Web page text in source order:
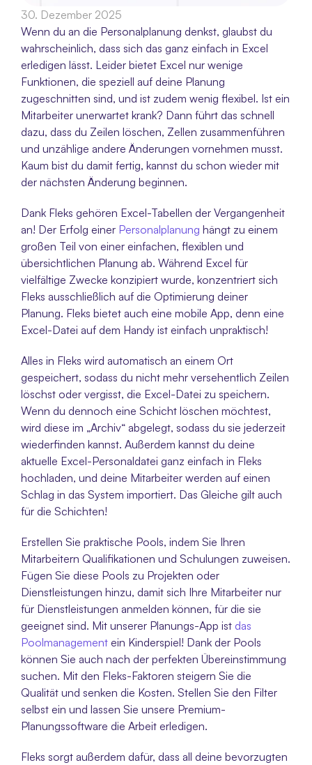
30. Dezember 2025
Wenn du an die Personalplanung denkst, glaubst du
wahrscheinlich, dass sich das ganz einfach in Excel
erledigen lässt. Leider bietet Excel nur wenige
Funktionen, die speziell auf deine Planung
zugeschnitten sind, und ist zudem wenig flexibel. Ist ein
Mitarbeiter unerwartet krank? Dann führt das schnell
dazu, dass du Zeilen löschen, Zellen zusammenführen
und unzählige andere Änderungen vornehmen musst.
Kaum bist du damit fertig, kannst du schon wieder mit
der nächsten Änderung beginnen.
Dank Fleks gehören Excel-Tabellen der Vergangenheit
an! Der Erfolg einer Personalplanung hängt zu einem
großen Teil von einer einfachen, flexiblen und
übersichtlichen Planung ab. Während Excel für
vielfältige Zwecke konzipiert wurde, konzentriert sich
Fleks ausschließlich auf die Optimierung deiner
Planung. Fleks bietet auch eine mobile App, denn eine
Excel-Datei auf dem Handy ist einfach unpraktisch!
Alles in Fleks wird automatisch an einem Ort
gespeichert, sodass du nicht mehr versehentlich Zeilen
löschst oder vergisst, die Excel-Datei zu speichern.
Wenn du dennoch eine Schicht löschen möchtest,
wird diese im „Archiv“ abgelegt, sodass du sie jederzeit
wiederfinden kannst. Außerdem kannst du deine
aktuelle Excel-Personaldatei ganz einfach in Fleks
hochladen, und deine Mitarbeiter werden auf einen
Schlag in das System importiert. Das Gleiche gilt auch
für die Schichten!
Erstellen Sie praktische Pools, indem Sie Ihren
Mitarbeitern Qualifikationen und Schulungen zuweisen.
Fügen Sie diese Pools zu Projekten oder
Dienstleistungen hinzu, damit sich Ihre Mitarbeiter nur
für Dienstleistungen anmelden können, für die sie
geeignet sind. Mit unserer Planungs-App ist das
Poolmanagement ein Kinderspiel! Dank der Pools
können Sie auch nach der perfekten Übereinstimmung
suchen. Mit den Fleks-Faktoren steigern Sie die
Qualität und senken die Kosten. Stellen Sie den Filter
selbst ein und lassen Sie unsere Premium-
Planungssoftware die Arbeit erledigen.
Fleks sorgt außerdem dafür, dass all deine bevorzugten